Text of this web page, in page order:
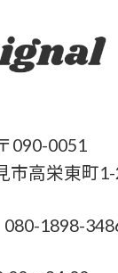
090-0051
市高栄東町
080-1898-